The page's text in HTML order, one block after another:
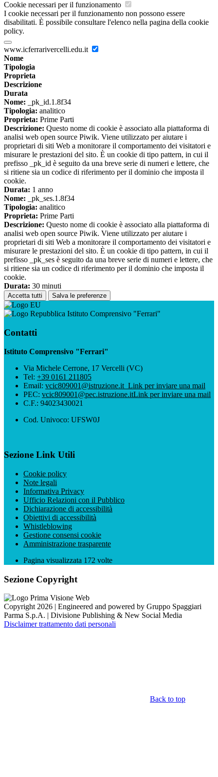
Cookie necessari per il funzionamento
I cookie necessari per il funzionamento non possono essere
disabilitati. È possibile consultare l'elenco nella pagina della cookie
policy.
www.icferrarivercelli.edu.it
Nome
Tipologia
Proprieta
Descrizione
Durata
Nome: _pk_id.1.8f34
Tipologia: analitico
Proprieta: Prime Parti
Descrizione: Questo nome di cookie è associato alla piattaforma di
analisi web open source Piwik. Viene utilizzato per aiutare i
proprietari di siti Web a monitorare il comportamento dei visitatori e
misurare le prestazioni del sito. È un cookie di tipo pattern, in cui il
prefisso _pk_id è seguito da una breve serie di numeri e lettere, che
si ritiene sia un codice di riferimento per il dominio che imposta il
cookie.
Durata: 1 anno
Nome: _pk_ses.1.8f34
Tipologia: analitico
Proprieta: Prime Parti
Descrizione: Questo nome di cookie è associato alla piattaforma di
analisi web open source Piwik. Viene utilizzato per aiutare i
proprietari di siti Web a monitorare il comportamento dei visitatori e
misurare le prestazioni del sito. È un cookie di tipo pattern, in cui il
prefisso _pk_ses è seguito da una breve serie di numeri e lettere, che
si ritiene sia un codice di riferimento per il dominio che imposta il
cookie.
Durata: 30 minuti
Accetta tutti Salva le preferenze
Istituto Comprensivo "Ferrari"
Contatti
Istituto Comprensivo "Ferrari"
Via Michele Cerrone, 17 Vercelli (VC)
Tel: +39 0161 211805
Email: vcic809001@istruzione.it Link per inviare una mail
PEC: vcic809001@pec.istruzione.itLink per inviare una mail
C.F.: 94023430021
Cod. Univoco: UFSW0J
Sezione Link Utili
Cookie policy
Note legali
Informativa Privacy
Ufficio Relazioni con il Pubblico
Dichiarazione di accessibilità
Obiettivi di accessibilità
Whistleblowing
Gestione consensi cookie
Amministrazione trasparente
Pagina visualizzata 172 volte
Sezione Copyright
Copyright 2026 | Engineered and powered by Gruppo Spaggiari
Parma S.p.A. | Divisione Publishing & New Social Media
Disclaimer trattamento dati personali
Back to top